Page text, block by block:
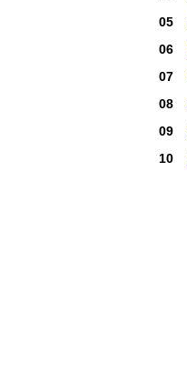
05
06
07
08
09
10